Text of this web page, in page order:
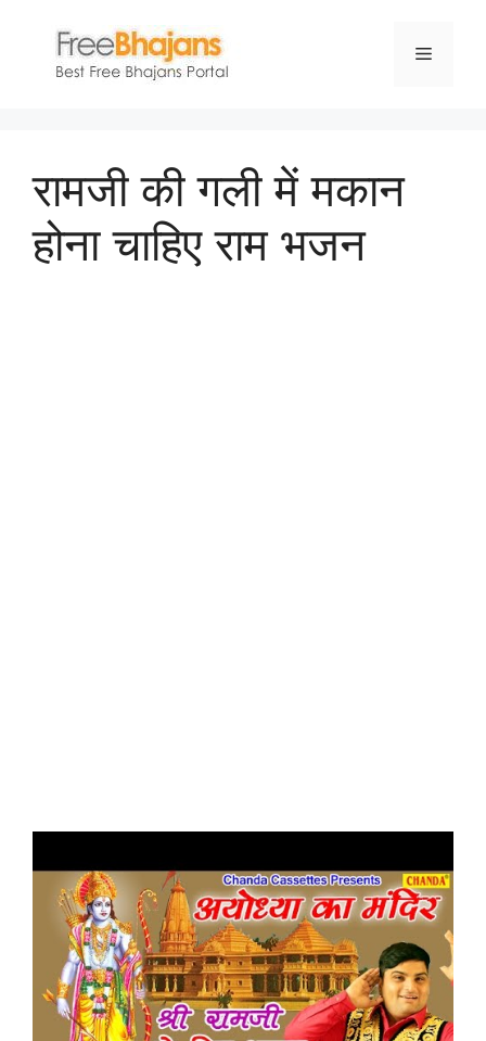
content
Menu
रामजी की गली में मकान
होना चाहिए राम भजन